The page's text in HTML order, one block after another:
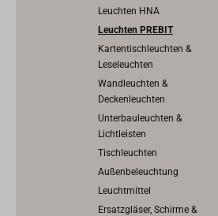
Leuchten HNA
Leuchten PREBIT
Kartentischleuchten &
Leseleuchten
Wandleuchten &
Deckenleuchten
Unterbauleuchten &
Lichtleisten
Tischleuchten
Außenbeleuchtung
Leuchtmittel
Ersatzgläser, Schirme &